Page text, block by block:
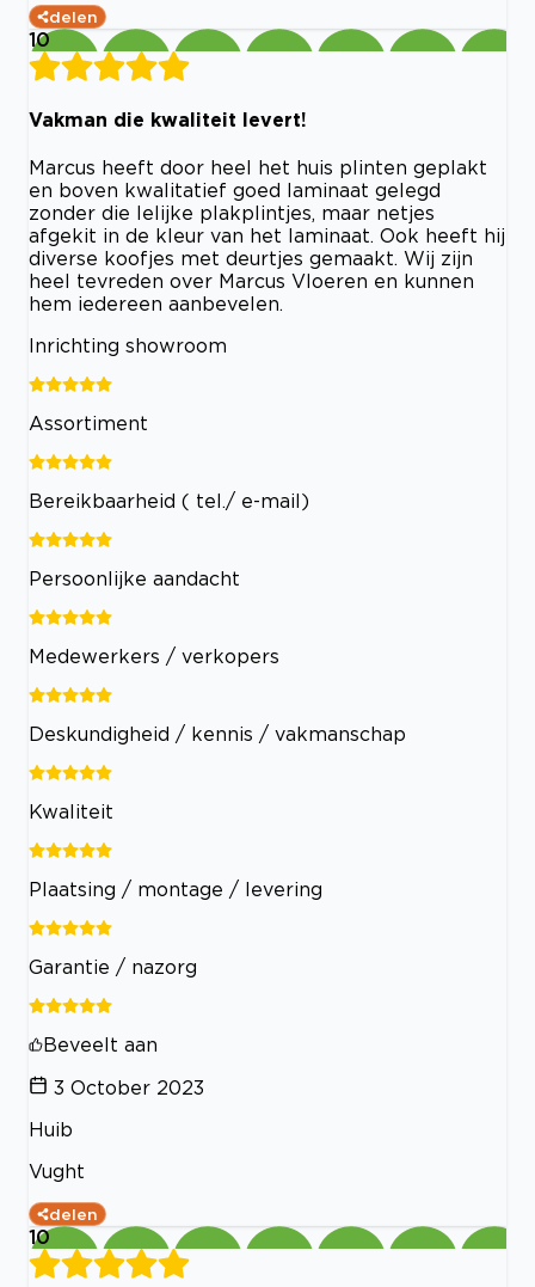
delen
10
Vakman die kwaliteit levert!
Marcus heeft door heel het huis plinten geplakt
en boven kwalitatief goed laminaat gelegd
zonder die lelijke plakplintjes, maar netjes
afgekit in de kleur van het laminaat. Ook heeft hij
diverse koofjes met deurtjes gemaakt. Wij zijn
heel tevreden over Marcus Vloeren en kunnen
hem iedereen aanbevelen.
Inrichting showroom
Assortiment
Bereikbaarheid ( tel./ e-mail)
Persoonlijke aandacht
Medewerkers / verkopers
Deskundigheid / kennis / vakmanschap
Kwaliteit
Plaatsing / montage / levering
Garantie / nazorg
Beveelt aan
3 October 2023
Huib
Vught
delen
10